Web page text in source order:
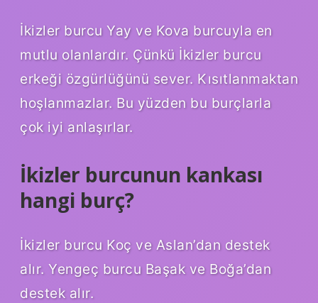
İkizler burcu Yay ve Kova burcuyla en
mutlu olanlardır. Çünkü İkizler burcu
erkeği özgürlüğünü sever. Kısıtlanmaktan
hoşlanmazlar. Bu yüzden bu burçlarla
çok iyi anlaşırlar.
İkizler burcunun kankası
hangi burç?
İkizler burcu Koç ve Aslan’dan destek
alır. Yengeç burcu Başak ve Boğa’dan
destek alır.